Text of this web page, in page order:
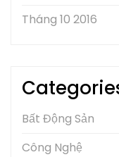
Tháng 10 2016
Bất Động Sản
Công Nghệ